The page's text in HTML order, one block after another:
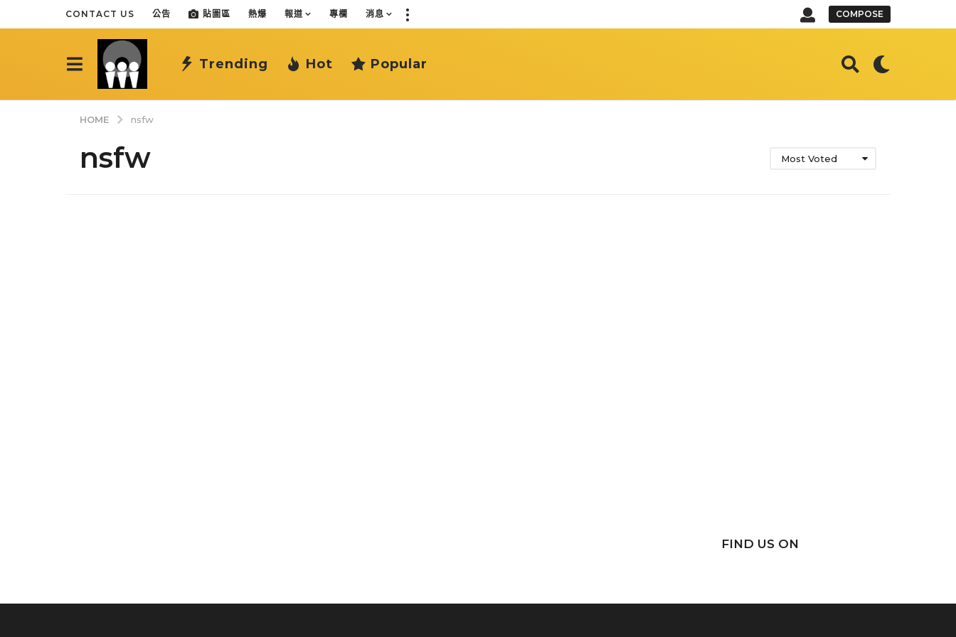
CONTACT US 公告 貼圖區 熱爆 報道 專欄 消息 COMPOSE
Trending Hot Popular
HOME nsfw
nsfw Most Voted
FIND US ON